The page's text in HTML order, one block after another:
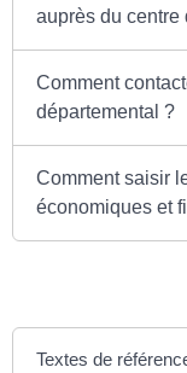
auprès du centre
Comment
départemental ?
Comment saisir
économiques et
Textes de